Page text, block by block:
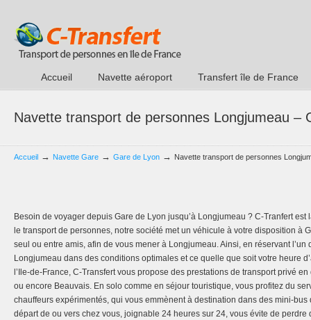
Accueil Navette aéroport Transfert île de France
Navette transport de personnes Longjumeau –
Accueil → Navette Gare → Gare de Lyon → Navette transport de personnes
Besoin de voyager depuis Gare de Lyon jusqu’à Longjumeau ? C-Tranfert
le transport de personnes, notre société met un véhicule à votre disposition à
seul ou entre amis, afin de vous mener à Longjumeau. Ainsi, en réservant
Longjumeau dans des conditions optimales et ce quelle que soit votre heure
l’Ile-de-France, C-Transfert vous propose des prestations de transport privé
ou encore Beauvais. En solo comme en séjour touristique, vous profitez du
chauffeurs expérimentés, qui vous emmènent à destination dans des mini-
départ de ou vers chez vous, joignable 24 heures sur 24, vous évite de perdre